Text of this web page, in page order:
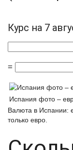
Курс на 7
=
Испания фото –
Валюта в Испании:
только евро.